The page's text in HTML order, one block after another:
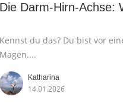
Die Darm-Hirn-Achse:
Kennst du das? Du bist vor
Magen....
Katharina
14.01.2026